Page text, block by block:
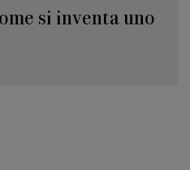
si inventa uno